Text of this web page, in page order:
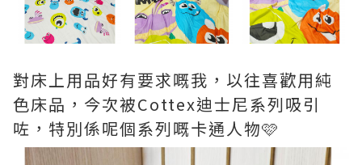
對床上用品好有要求嘅我，以往喜歡用純
色床品，今次被Cottex迪士尼系列吸引
咗，特別係呢個系列嘅卡通人物🩷